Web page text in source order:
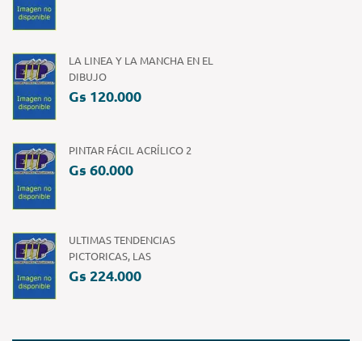
LA LINEA Y LA MANCHA EN EL
DIBUJO
Gs 120.000
PINTAR FÁCIL ACRÍLICO 2
Gs 60.000
ULTIMAS TENDENCIAS
PICTORICAS, LAS
Gs 224.000